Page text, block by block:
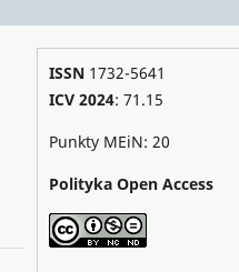
ISSN 1732-5641
ICV 2024: 71.15
Punkty MEiN: 20
Polityka Open Access